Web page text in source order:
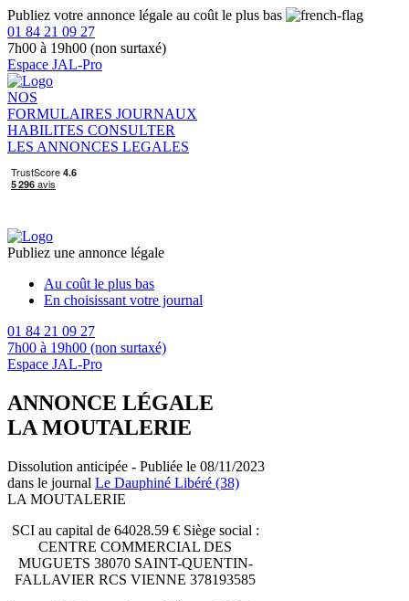
Publiez votre annonce légale au coût le plus bas
01 84 21 09 27
7h00 à 19h00 (non surtaxé)
Espace JAL-Pro
NOS
FORMULAIRES JOURNAUX
HABILITES CONSULTER
LES ANNONCES LEGALES
Publiez une annonce légale
Au coût le plus bas
En choisissant votre journal
01 84 21 09 27
7h00 à 19h00 (non surtaxé)
Espace JAL-Pro
ANNONCE LÉGALE
LA MOUTALERIE
Dissolution anticipée - Publiée le 08/11/2023
dans le journal Le Dauphiné Libéré (38)
LA MOUTALERIE
SCI au capital de 64028.59 € Siège social :
CENTRE COMMERCIAL DES
MUGUETS 38070 SAINT-QUENTIN-
FALLAVIER RCS VIENNE 378193585